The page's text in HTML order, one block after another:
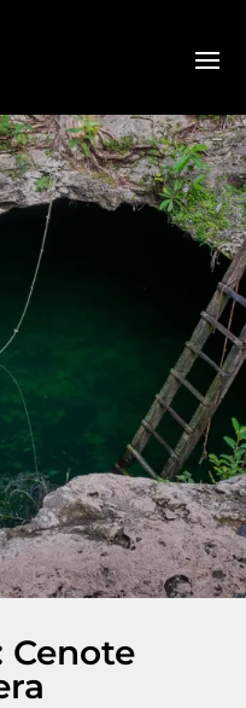
Cenote